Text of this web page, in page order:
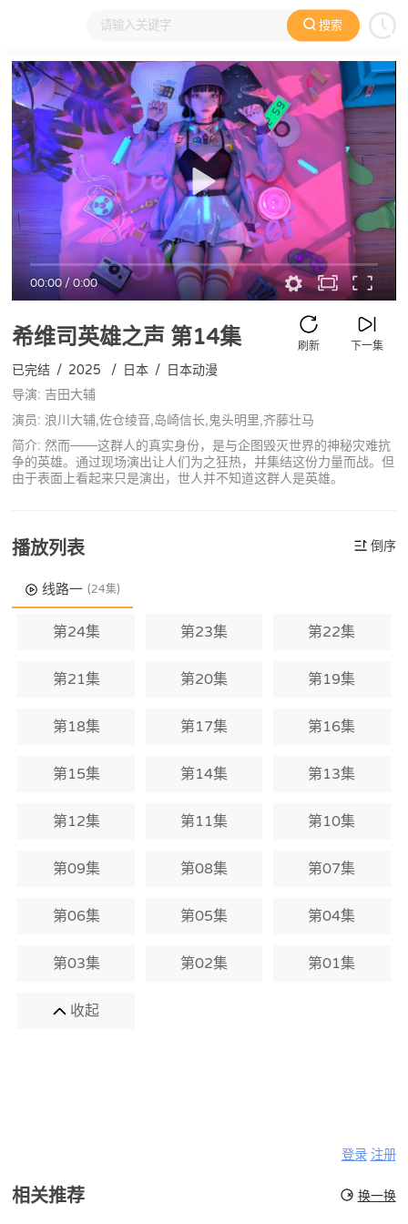
搜索
大家在看 日本动漫 国产动漫 欧美动漫 动漫电影
00:00/0:00
希维司英雄之声 第14集 下一集
刷新
已完结 / 2025 / 日本 / 日本动漫
导演: 吉田大辅
演员: 浪川大辅,佐仓绫音,岛崎信长,鬼头明里,齐藤壮马
简介: 然而───这群人的真实身份，是与企图毁灭世界的神秘灾难抗
争的英雄。通过现场演出让人们为之狂热，并集结这份力量而战。但
由于表面上看起来只是演出，世人并不知道这群人是英雄。
播放列表 倒序
线路一 (24集)
第24集 第23集 第22集
第21集 第20集 第19集
第18集 第17集 第16集
第15集 第14集 第13集
第12集 第11集 第10集
第09集 第08集 第07集
第06集 第05集 第04集
第03集 第02集 第01集
收起
登录 注册
相关推荐 换一换